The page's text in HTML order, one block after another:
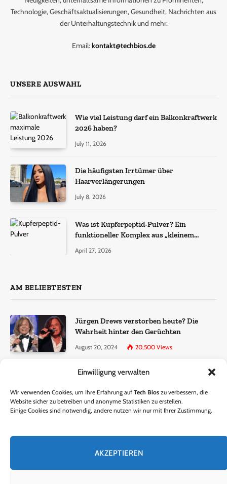
Einwilligung verwalten
Wir verwenden Cookies, um Ihre Erfahrung auf Tech Bios zu verbessern, die
Website sicher zu betreiben und anonyme Statistiken zu erstellen.
Einige Cookies sind notwendig, andere nutzen wir nur mit Ihrer Zustimmung.
AKZEPTIEREN
Technologie, Geschäftsaktualisierungen, Gesundheit, Nachrichten aus
der Unterhaltungstechnik und mehr.
Email:kontakt@techbios.de
UNSERE AUSWAHL
Wie viel Leistung darf ein Balkonkraftwerk
2026 haben?
July 11, 2026
Die häufigsten Irrtümer über
Haarverlängerungen
July 8, 2026
Was ist Kupferpeptid-Pulver? Ein
funktioneller Komplex aus „kleinem
April 27, 2026
AM BELIEBTESTEN
Jürgen Drews verstorben heute? Die
Wahrheit hinter den Gerüchten
August 20, 2024 20,500 Views
Ralf Dammasch Traueranzeige:
June 26, 2024 13,286Views
hinter den Gerüchten
October 5, 2024 9,301